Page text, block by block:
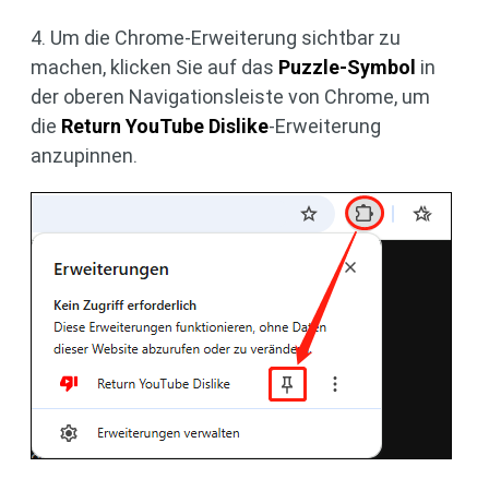
4. Um die Chrome-Erweiterung sichtbar zu
machen, klicken Sie auf das Puzzle-Symbol in
der oberen Navigationsleiste von Chrome, um
die Return YouTube Dislike-Erweiterung
anzupinnen.